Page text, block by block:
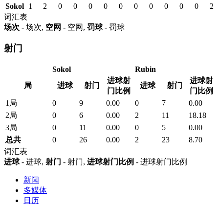
Sokol 1 2 0 0 0 0 0 0 0 0 0 0
2
词汇表
场次 - 场次, 空网 - 空网, 罚球- 罚球
射门
Sokol
Rubin
局
进球 射门
进球射
门比例
进球 射门
进球射
门比例
1局
0 9 0.00 0 7
0.00
2局
0 6 0.00 2 11
18.18
3局
0 11 0.00 0 5
0.00
总共
0 26 0.00 2 23
8.70
词汇表
进球- 进球, 射门 - 射门, 进球射门比例 - 进球射门比例
新闻
多媒体
日历